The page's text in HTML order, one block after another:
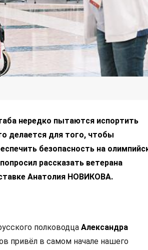
нередко пытаются испортить
делается для того, чтобы
безопасность на
рассказать ветерана
Анатолия НОВИКОВА.
полководца Александра
привёл в самом начале нашего